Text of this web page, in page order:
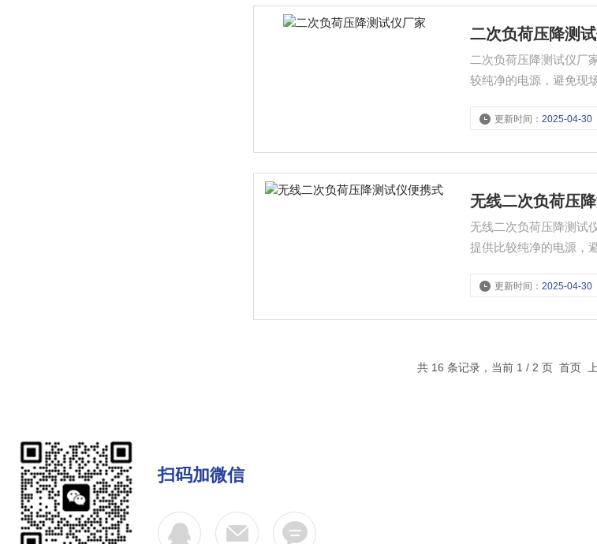
二次负荷压降测
二次负荷压降测试仪厂
较纯净的电源，避免现
更新时间：2025-04-30
无线二次负荷压
无线二次负荷压降测试
提供比较纯净的电源，
更新时间：2025-04-30
共 16 条记录，当前 1 / 2 页 首页
扫码加微信